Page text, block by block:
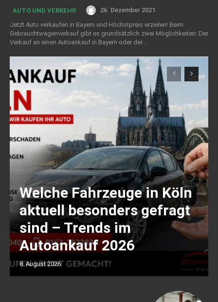
AUTO UND VERKEHR
26. Dezember 2021
Jetzt Auto verkaufen in Bayern und Höchstpreis erzielen! Beim
Gebrauchtwagenverkauf gibt es grundsätzlich zwei Möglichkeiten: Der
Verkauf an einen Autoankauf in Bayern oder der...
Welche Fahrzeuge in Köln
aktuell besonders gefragt
sind – Trends im
Autoankauf 2026
8. August 2026